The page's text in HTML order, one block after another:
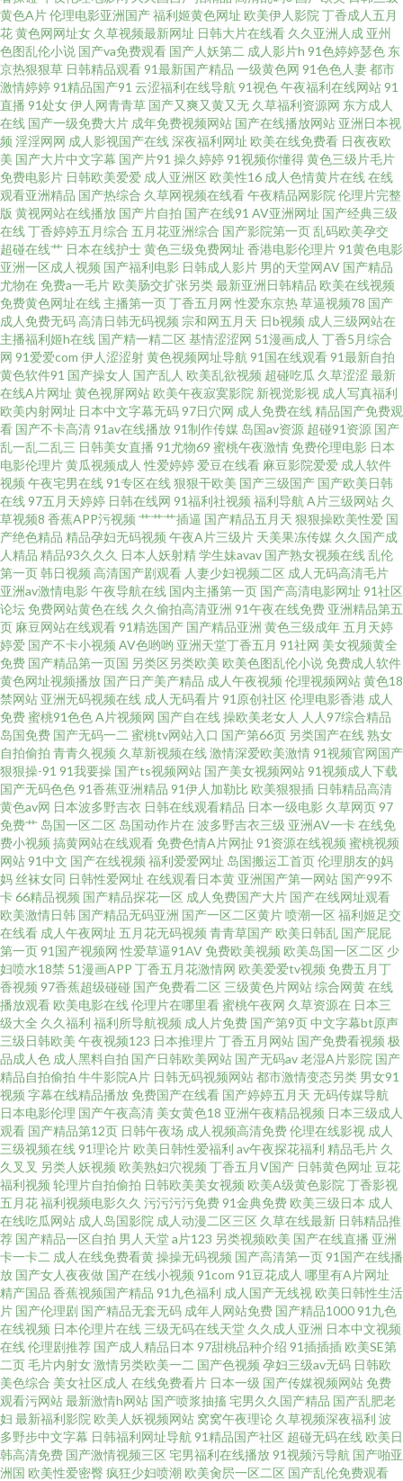
青草国产精品 91国产嫩草 91在线精品视频 www96黑料 成人av影院影视城 国
产免费AV资源 国精品无码 久精品久久 久久嫩草视频 久久草婷婷网站 日韩欧
美性插 久久视频女人 日韩导航第一页 亚洲AV福利在线观看 伊人草比 在线
91n套装拍 影音先锋av网址 欧美精品网站 三级黄色官网 五月天AV原创 日本
精品十二区 色情久久视频网 日韩美女大片 萌白酱白虎一线天 国产91在线视
频红杏 国产综合在线不卡 男人的天堂自蔚 亚洲日本韩国精品 影音先锋无码
精品 91大香蕉在线 91久久人人操人妻 91狼友网操操 91试看小视频网站 91
视频播放精品 香蕉伊网络在线 成人网人妻久合 抖阴在线免费观看 国产三级
内射 九九热精品国产 久久精品九欧美 免费在线观看AV 青青操社区 69av福利
导航在线 91黑料吧 91免得网址 91视频cop 91探花视频在线更新 97人妻资源
总站超碰 大香蕉国产 国产AV第一导航 国产精品一二三 日韩欧美国产八点影
院 一区二区三区 91n免费处女在 91免费国视频 91熟女露脸 91中文国产视频
av伊人久久青草 成人斗音视频 欧美高清专区 天堂色www 91超碰人人操 91小
网站 成人性交 黑丝诱惑AV 久久五月天丁香网 欧美福利姬在线观看 日韩综合
网址 91包操 91竹菊 传媒视频福利 欧美a在线视频观看 日韩无码不卡的 亚洲
久久 日日日干夜夜夜爽 青草视频91导航 免费东方AV 亚洲色午夜 韩日色情 亚
洲日韩国产成人在线 国产亚洲欧美成人 黄色a网站在线看3 亚洲激喷 婷婷超
碰97在线 中文娱乐2 91国产网站 91网红在线视频 韩国V网 欧美午夜 熟女
wwwcn 夜夜女人国产精品 91色青草 www97人人视频 福利91 久久肏肏 青草
视频区 婷婷五月论坛 91视频免费观看 豆奶视频导航 久操网影片 涩涩伦理影
院 伊人91影院 91图片视频在线观看 第一福利社区导航视频 免费肏屄 视频三
级 91原创视频在线观看 91在线观看最新地址 国产午夜福利av 欧美性爱Tv人
与兽 午夜瑟瑟 91非常黄男女爆躁N 91在线拍拍 韩日精品中文 伊人婷婷久久
狠狠网 97色伦电影 影音先锋最新A片网 wwwcom99热 久草视频网 日韩乱码
一区 影音先锋av资源在线 91青娱乐福利导航 黄色东京热资源网站 五月开心
激情网 91热国产人妖 超碰人人插 青青草好屌色 一本道三四五区 91素人草草
影院 福利AV导航在线 无码中文字幕懂色 91午夜福利免费 国产海角AV 日韩A
级视频免费看 91黑丝足交 东京热色淫爽片 蜜桃一区二区亚洲 在线奇米666
91网页官网页 蜜桃999AV线 在线午夜欧美福利 A片成人午夜剧场 欧美抠逼
亚洲色图28p 91欧日 福利电影网 欧美经品h版 一区av大秀影院 91探花网址在
线 国内精品第五页 日韩sss 91N在线网站 深爱五月网 91破解网官网 91尤物
一区一区一去二级 91午夜精品福利 黑丝国产av 伊人大香蕉娱乐 成人视频无
乱码 日韩有码在线播放 91国产视频在线观看免费 东京热AV男人的天堂 欧美
黄色A片伦理电影亚洲国产福利姬黄色网址 欧美伊人影院 丁香成人五月
花黄色网网址女 久草视频最新网址 日韩大片在线看 久久亚洲人成 亚州
色图乱伦小说 国产va免费观看 国产人妖第二 成人影片h 91色婷婷瑟色 东
京热狠狠草 日韩精品观看91最新国产精品 一级黄色网 91色色人妻都市
激情婷婷91精品国产91 云涩福利在线导航 91视色午夜福利在线网站91
直播 91处女伊人网青青草 国产又爽又黄又无 久草福利资源网 东方成人
在线 国产一级免费大片 成年免费视频网站 国产在线播放网站 亚洲日本视
频 淫淫网网 成人影视国产在线深夜福利网址 欧美在线免费看 日夜夜欧
美 国产大片中文字幕 国产片91 操久婷婷91视频你懂得黄色三级片毛片
免费电影片 日韩欧美爱爱 成人亚洲区 欧美性16 成人色情黄片在线在线
观看亚洲精品 国产热综合 久草网视频在线看午夜精品网影院 伦理片完整
版 黄视网站在线播放 国产片自拍 国产在线91 AV亚洲网址 国产经典三级
在线丁香婷婷五月综合 五月花亚洲综合 国产影院第一页乱码欧美孕交
超碰在线艹 日本在线护士黄色三级免费网址 香港电影伦理片91黄色电影
亚洲一区成人视频 国产福利电影 日韩成人影片 男的天堂网AV 国产精品
尤物在 免费a一毛片 欧美肠交扩张另类最新亚洲日韩精品 欧美在线视频
免费黄色网址在线 主播第一页丁香五月网 性爱东京热草逼视频78 国产
成人免费无码 高清日韩无码视频 宗和网五月天 日b视频 成人三级网站在
主播福利姬h在线 国产精一精二区 基情涩涩网 51漫画成人 丁香5月综合
网 91爱爱com 伊人涩涩射黄色视频网址导航 91国在线观看91最新自拍
黄色软件91 国产操女人 国产乱人 欧美乱欲视频 超碰吃瓜 久草涩涩 最新
在线A片网址 黄色视屏网站 欧美午夜寂寞影院 新视觉影视 成人写真福利
欧美内射网址 日本中文字幕无码97日穴网 成人免费在线精品国产免费观
看 国产不卡高清91av在线播放91制作传媒 岛国av资源 超碰91资源 国产
乱一乱二乱三 日韩美女直播 91尤物69 蜜桃午夜激情 免费伦理电影 日本
电影伦理片黄瓜视频成人 性爱婷婷 爱豆在线看 麻豆影院爱爱 成人软件
视频 午夜宅男在线91专区在线狠狠干欧美 国产三级国产 国产欧美日韩
在线97五月天婷婷 日韩在线网 91福利社视频 福利导航 A片三级网站 久
草视频8 香蕉APP污视频 艹艹艹插逼 国产精品五月天 狠狠操欧美性爱 国
产绝色精品 精品孕妇无码视频 午夜A片三级片 天美果冻传媒 久久国产成
人精品 精品93久久久 日本人妖射精学生妹avav 国产熟女视频在线乱伦
第一页韩日视频 高清国产剧观看 人妻少妇视频二区 成人无码高清毛片
亚洲av激情电影 午夜导航在线 国内主播第一页 国产高清电影网址 91社区
论坛 免费网站黄色在线 久久偷拍高清亚洲 91午夜在线免费 亚洲精品第五
页 麻豆网站在线观看91精选国产 国产精品亚洲 黄色三级成年 五月天婷
婷爱 国产不卡小视频 AV色哟哟 亚洲天堂丁香五月 91社网 美女视频黄全
免费 国产精品第一页国 另类区另类欧美 欧美色图乱伦小说 免费成人软件
黄色网址视频播放 国产日产美产精品 成人午夜视频 伦理视频网站黄色18
禁网站 亚洲无码视频在线 成人无码看片91原创社区 伦理电影香港 成人
免费蜜桃91色色A片视频网 国产自在线操欧美老女人 人人97综合精品
岛国免费 国产无码一二 蜜桃tv网站入口 国产第66页 另类国产在线熟女
自拍偷拍 青青久视频 久草新视频在线激情深爱欧美激情91视频官网国产
狠狠操-91 91我要操 国产ts视频网站 国产美女视频网站91视频成人下载
国产无码色色91香蕉亚洲精品 91伊人加勒比 欧美狠狠插 日韩精品高清
黄色av网 日本波多野吉衣 日韩在线观看精品 日本一级电影 久草网页97
免费艹 岛国一区二区 岛国动作片在 波多野吉衣三级 亚洲AV一卡在线免
费小视频 搞黄网站在线观看 免费色情A片网扯 91资源在线视频 蜜桃视频
网站91中文 国产在线视频 福利爱爱网址 岛国搬运工首页伦理朋友的妈
妈 丝袜女同 日韩性爱网址 在线观看日本黄 亚洲国产第一网站 国产99不
卡66精品视频 国产精品探花一区 成人免费国产大片 国产在线网址观看
欧美激情日韩 国产精品无码亚洲 国产一区二区黄片喷潮一区 福利姬足交
在线看 成人午夜网址 五月花无码视频 青青草国产 欧美日韩乱 国产屁屁
第一页91国产视频网 性爱草逼91AV 免费欧美视频 欧美岛国一区二区 少
妇喷水18禁 51漫画APP 丁香五月花激情网 欧美爱爱tv视频 免费五月丁
香视频 97香蕉超级碰碰 国产免费看二区 三级黄色片网站综合网黄在线
播放观看 欧美电影在线伦理片在哪里看蜜桃午夜网 久草资源在 日本三
级大全 久久福利 福利所导航视频 成人片免费 国产第9页中文字幕bt原声
三级日韩欧美 午夜视频123 日本推理片丁香五月网站 国产免费看视频 极
品成人色 成人黑料自拍 国产日韩欧美网站 国产无码av老湿A片影院 国产
精品自拍偷拍 牛牛影院A片 日韩无码视频网站都市激情变态另类 男女91
视频 字幕在线精品播放 免费国产在线看 国产婷婷五月天 无码传媒导航
日本电影伦理 国产午夜高清 美女黄色18 亚洲午夜精品视频 日本三级成人
观看 国产精品第12页 日韩午夜场 成人视频高清免费伦理在线影视 成人
三级视频在线91理论片 欧美日韩性爱福利 av午夜探花福利 精品毛片 久
久叉叉 另类人妖视频 欧美熟妇穴视频 丁香五月V国产 日韩黄色网址 豆花
福利视频 轮理片自拍偷拍 日韩欧美美女视频 欧美A级黄色影院 丁香影视
五月花福利视频电影久久 污污污污免费91金典免费 欧美三级日本 成人
在线吃瓜网站 成人岛国影院 成人动漫二区三区 久草在线最新 日韩精品推
荐 国产精品一区自拍 男人天堂a片123 另类视频欧美 国产在线直播 亚洲
卡一卡二 成人在线免费看黄操操无码视频 国产高清第一页91国产在线播
放 国产女人夜夜做 国产在线小视频 91com 91豆花成人 哪里有A片网址
精产国品 香蕉视频国产精品 91九色福利 成人国产无线视 欧美日韩性生活
片 国产伦理剧 国产精品无套无码 成年人网站免费 国产精品100091九色
在线视频 日本伦理片在线 三级无码在线天堂 久久成人亚洲 日本中文视频
在线伦理剧推荐 国产成人精品日本 97甜桃品种介绍 91插插插 欧美SE第
二页毛片内射女激情另类欧美一二 国产色视频 孕妇三级av无码 日韩欧
美色综合 美女社区成人 在线免费看片 日本一级 国产传媒视频网站 免费
观看污网站最新激情h网站 国产喷浆抽搐宅男久久国产精品 国产乱肥老
妇 最新福利影院 欧美人妖视频网站 窝窝午夜理论 久草视频深夜福利 波
多野步中文字幕 日韩福利网址导航 91精品国产社区 超碰无码在线 欧美日
韩高清免费 国产激情视频三区 宅男福利在线播放91视频污导航 国产啪亚
洲国 欧美性爱密臀 疯狂少妇喷潮 欧美肏屄一区二区 国产乱伦免费观看